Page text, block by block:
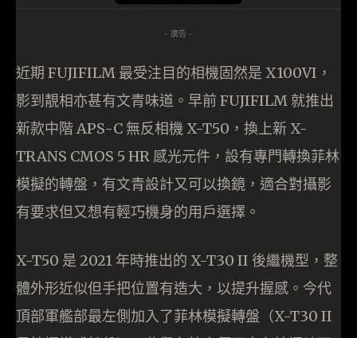
- 廣告 -
近期 FUJIFILM 最受注目的相機固然是 X100VI，
影到靚相亦甚有文青味道。早前 FUJIFILM 就推出
新款中階 APS-C 無反相機 X-T50，換上新 X-
TRANS CMOS 5 HR 感光元件，設有專門轉換菲林
模擬的轉盤，有文青設計又可以換鏡，適合對攝影
有要求但又想有輕巧機身的用戶選擇。
X-T50 是 2021 年時推出的 X-T30 II 後繼機型，整
體外形近似但手把位置有造大，以提升握感。今代
頂部軍艦部最左側加入了菲林模擬轉盤（X-T30 II